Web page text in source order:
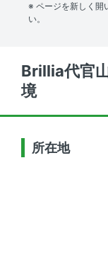
※ ページを新しく開
い。
Brillia代官
境
所在地